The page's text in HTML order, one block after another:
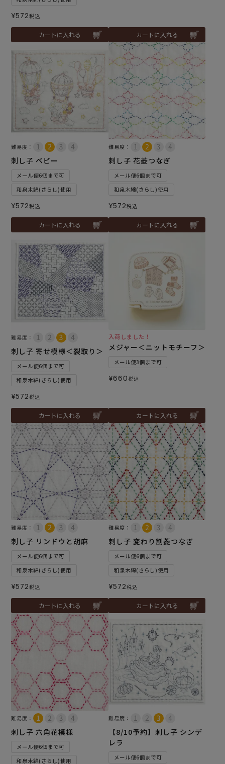
¥572税込
カートに入れる カートに入れる
難易度：
刺し子 ベビー
メール便6個まで可
和泉木綿(さらし)使用
¥572税込
カートに入れる
難易度：
刺し子 花菱つなぎ
メール便6個まで可
和泉木綿(さらし)使用
¥572税込
カートに入れる
難易度：
刺し子 寄せ模様＜裂取り＞
メール便6個まで可
和泉木綿(さらし)使用
¥572税込
カートに入れる
入荷しました！
メジャー＜ニットモチーフ＞
メール便3個まで可
¥660税込
カートに入れる
難易度：
刺し子 リンドウと胡麻
メール便6個まで可
和泉木綿(さらし)使用
¥572税込
カートに入れる
難易度：
刺し子 変わり割菱つなぎ
メール便6個まで可
和泉木綿(さらし)使用
¥572税込
カートに入れる
難易度：
刺し子 六角花模様
メール便6個まで可
和泉木綿(さらし)使用
難易度：
【8/10予約】刺し子 シンデ
レラ
メール便6個まで可